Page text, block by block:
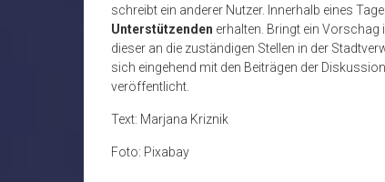
schreibt ein anderer Nutzer. Innerhalb eines
Unterstützenden erhalten. Bringt ein
dieser an die zuständigen Stellen in der
sich eingehend mit den Beiträgen der
veröffentlicht.
Text: Marjana Kriznik
Foto: Pixabay